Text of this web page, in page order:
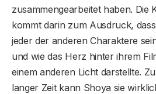
zusammengearbeitet haben. Die
kommt darin zum Ausdruck,
jeder der anderen Charaktere
und wie das Herz hinter ihrem
einem anderen Licht darstellte.
langer Zeit kann Shoya sie